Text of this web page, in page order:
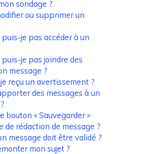
sondage ?
ou supprimer un
je pas accéder à un
je pas joindre des
message ?
reçu un avertissement ?
des messages à un
bouton « Sauvegarder »
de rédaction de message ?
message doit être validé ?
mon sujet ?